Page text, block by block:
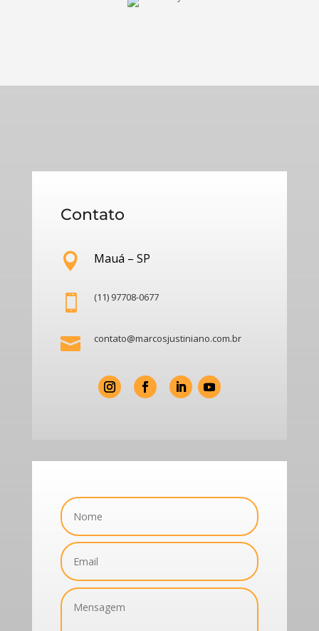
Contato
 Mauá – SP
 (11) 97708-0677
 contato@marcosjustiniano.com.br